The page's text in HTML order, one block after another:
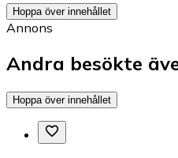
Hoppa över innehållet
Annons
Andra besökte
Hoppa över innehållet